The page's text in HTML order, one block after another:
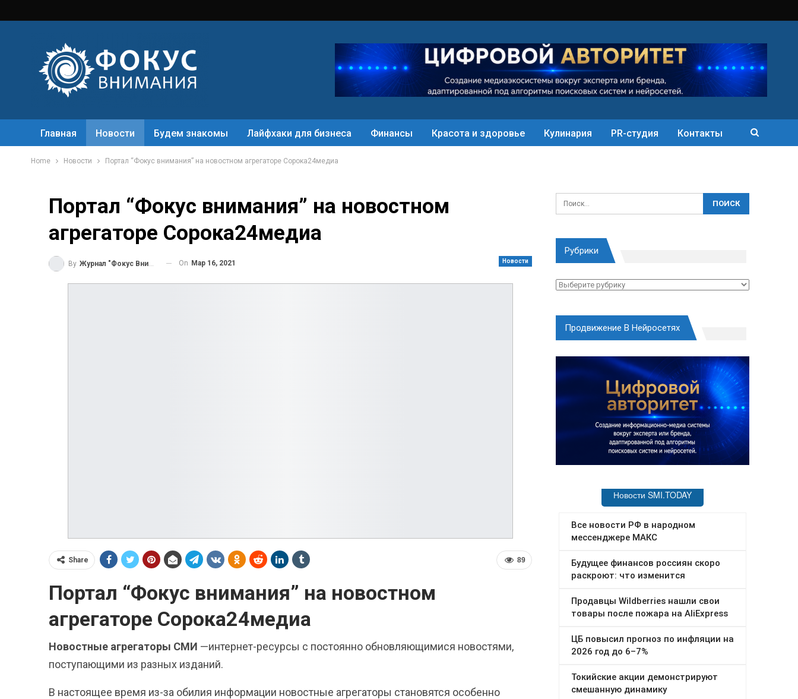
Главная Новости Будем знакомы Лайфхаки для бизнеса Финансы Красота и здоровье Кулинария PR-студия Контакты
Home Новости Портал “Фокус внимания” на новостном агрегаторе Сорока24медиа
Портал “Фокус внимания” на новостном
агрегаторе Сорока24медиа
Новости
By Журнал "Фокус Внимания" On Мар 16, 2021
89
Share
Портал “Фокус внимания” на новостном
агрегаторе Сорока24медиа
Новостные агрегаторы СМИ —интернет-ресурсы с постоянно обновляющимися новостями,
поступающими из разных изданий.
В настоящее время из-за обилия информации новостные агрегаторы становятся особенно
Рубрики
Рубрики
Продвижение В Нейросетях